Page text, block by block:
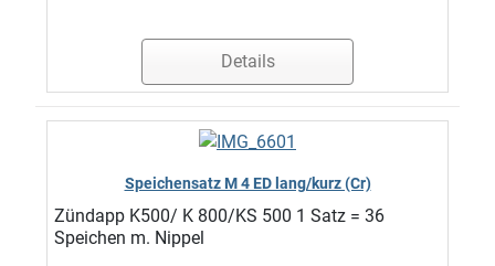
Details
Speichensatz M 4 ED lang/kurz (Cr)
Zündapp K500/ K 800/KS 500 1 Satz = 36
Speichen m. Nippel